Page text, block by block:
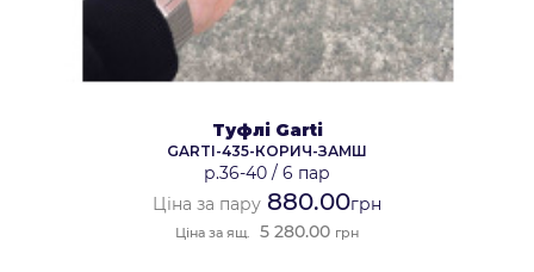
Туфлі Garti
GARTI-435-КОРИЧ-ЗАМШ
р.36-40 / 6 пар
Ціна за пару 880.00грн
Ціна за ящ. 5 280.00 грн